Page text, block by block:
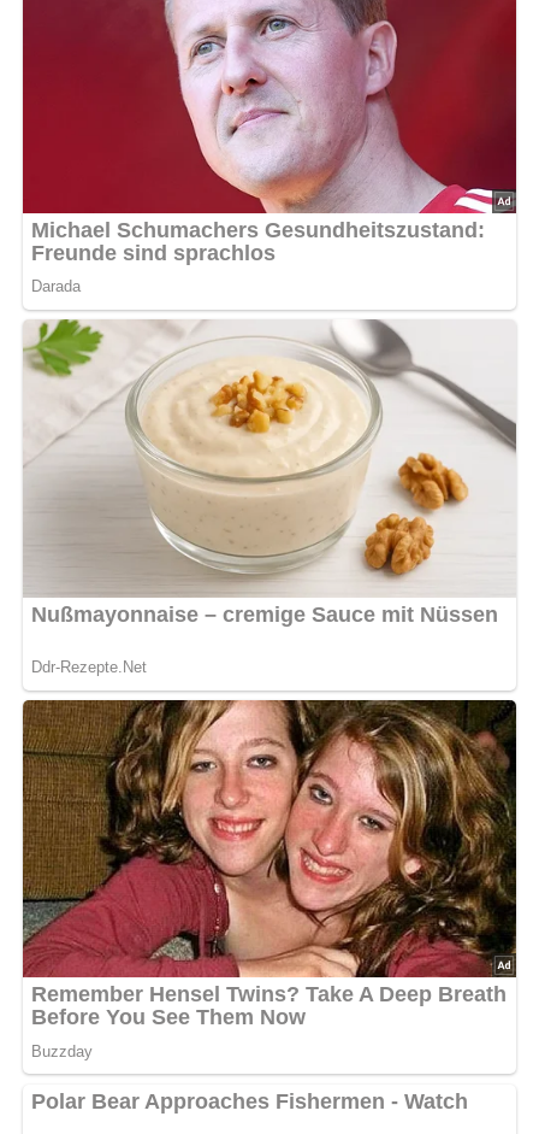
Und so wird es gemacht…
Den Kürbis reinigen wir, entfernen die Kerne, schneiden ihn
in ungefähr 3/4 cm dicke Scheiben. Aus Ei, Milch und
Mehl machen wir einen Teig wie für Tropfteig und salzen.
Die Scheiben tauchen wir in den Teig und backen sie in
sehr heißem Fett aus. Wir servieren sie mit Kartoffelbrei.
Nach: Gut gekocht, schnell serviert, Artia Verlag Prag, 1961
Abonniere jetzt unseren Newsletter!
Kein Spam, kein Bullshit, keine Weitergabe deiner Mailadresse an Dritte!
Jetzt Sterne vergeben – Rezept
bewerten
5/5(4 Bewertung)